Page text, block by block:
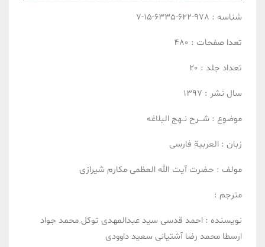
شناسه : 978-622-6335-15-7
تعدا صفحات : 480
تعداد جلد : 20
سال نشر : 1397
موضوع : شـــرح نــهج البلاغه
زبان : العربیة فارسی
مولف : حضرت آیت الله العظمی مکارم شیرازی
مترجم :
نویسنده : احمد قدسی سید عبدالمهدی توکل محمد جواد
ارسطا محمد رضا آشتیانی سعید داوودی